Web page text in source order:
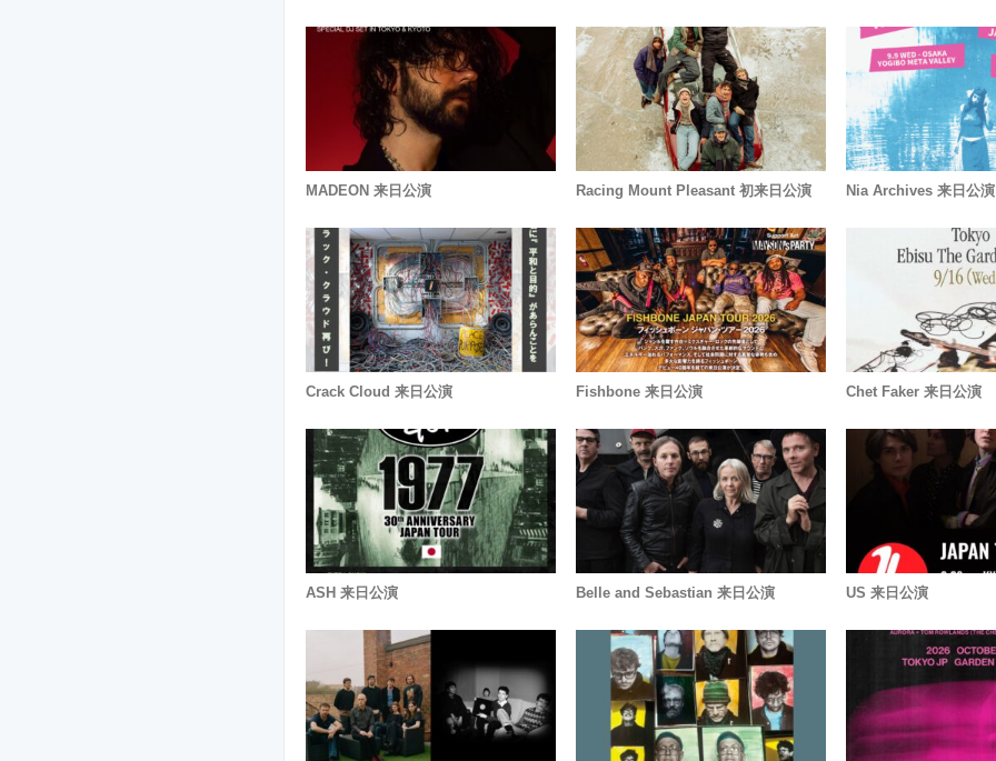
MADEON 来日公演 Racing Mount Pleasant 初来日公演 Nia Archives 来日公演
Crack Cloud 来日公演 Fishbone 来日公演 Chet Faker 来日公演
ASH 来日公演 Belle and Sebastian 来日公演 US 来日公演